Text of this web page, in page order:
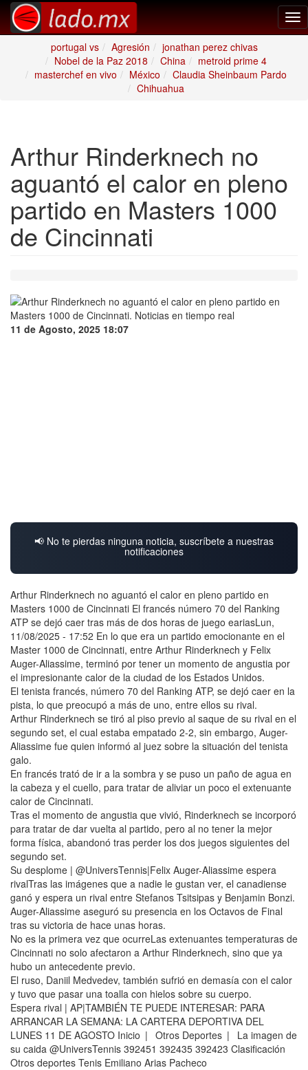
portugal vs
Agresión
jonathan perez chivas
Nobel de la Paz 2018
China
metroid prime 4
masterchef en vivo
México
Claudia Sheinbaum Pardo
Chihuahua
Arthur Rinderknech no
aguantó el calor en pleno
partido en Masters 1000
de Cincinnati
11 de Agosto, 2025 18:07
📢 No te pierdas ninguna noticia, suscríbete a nuestras
notificaciones
Arthur Rinderknech no aguantó el calor en pleno partido en
Masters 1000 de Cincinnati El francés número 70 del Ranking
ATP se dejó caer tras más de dos horas de juego eariasLun,
11/08/2025 - 17:52 En lo que era un partido emocionante en el
Master 1000 de Cincinnati, entre Arthur Rinderknech y Felix
Auger-Aliassime, terminó por tener un momento de angustia por
el impresionante calor de la ciudad de los Estados Unidos.
El tenista francés, número 70 del Ranking ATP, se dejó caer en la
pista, lo que preocupó a más de uno, entre ellos su rival.
Arthur Rinderknech se tiró al piso previo al saque de su rival en el
segundo set, el cual estaba empatado 2-2, sin embargo, Auger-
Aliassime fue quien informó al juez sobre la situación del tenista
galo.
En francés trató de ir a la sombra y se puso un paño de agua en
la cabeza y el cuello, para tratar de aliviar un poco el extenuante
calor de Cincinnati.
Tras el momento de angustia que vivió, Rinderknech se incorporó
para tratar de dar vuelta al partido, pero al no tener la mejor
forma física, abandonó tras perder los dos juegos siguientes del
segundo set.
Su desplome | @UniversTennis|Felix Auger-Aliassime espera
rivalTras las imágenes que a nadie le gustan ver, el canadiense
ganó y espera un rival entre Stefanos Tsitsipas y Benjamin Bonzi.
Auger-Aliassime aseguró su presencia en los Octavos de Final
tras su victoria de hace unas horas.
No es la primera vez que ocurreLas extenuantes temperaturas de
Cincinnati no solo afectaron a Arthur Rinderknech, sino que ya
hubo un antecedente previo.
El ruso, Daniil Medvedev, también sufrió en demasía con el calor
y tuvo que pasar una toalla con hielos sobre su cuerpo.
Espera rival | AP|TAMBIÉN TE PUEDE INTERESAR: PARA
ARRANCAR LA SEMANA: LA CARTERA DEPORTIVA DEL
LUNES 11 DE AGOSTO Inicio | Otros Deportes | La imagen de
su caida @UniversTennis 392451 392435 392423 Clasificación
Otros deportes Tenis Emiliano Arias Pacheco